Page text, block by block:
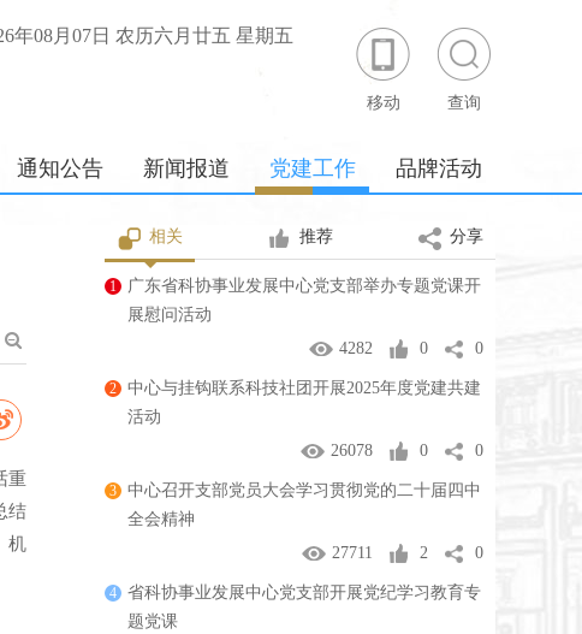
年08月07日 农历六月廿五 星期五
移动 查询
通知公告 新闻报道 党建工作 品牌活动
重
结
机
相关 推荐 分享
1
广东省科协事业发展中心党支部举办专题党课开
展慰问活动
4282
0 0
2
中心与挂钩联系科技社团开展2025年度党建共建
活动
26078
0 0
3
中心召开支部党员大会学习贯彻党的二十届四中
全会精神
27711
2 0
4
省科协事业发展中心党支部开展党纪学习教育专
题党课